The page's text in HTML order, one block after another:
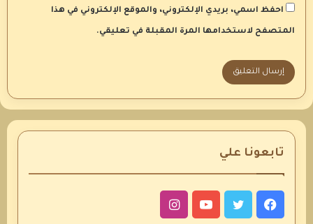
احفظ اسمي، بريدي الإلكتروني، والموقع الإلكتروني في هذا
المتصفح لاستخدامها المرة المقبلة في تعليقي.
تابعونا علي
فيسبوكتويتر يوتيوبانستقرام